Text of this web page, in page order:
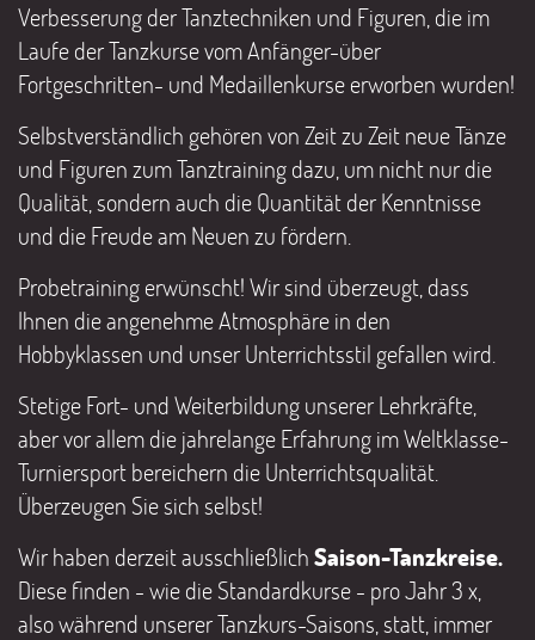
Verbesserung der Tanztechniken und Figuren, die im
Laufe der Tanzkurse vom Anfänger-über
Fortgeschritten- und Medaillenkurse erworben wurden!
Selbstverständlich gehören von Zeit zu Zeit neue Tänze
und Figuren zum Tanztraining dazu, um nicht nur die
Qualität, sondern auch die Quantität der Kenntnisse
und die Freude am Neuen zu fördern.
Probetraining erwünscht! Wir sind überzeugt, dass
Ihnen die angenehme Atmosphäre in den
Hobbyklassen und unser Unterrichtsstil gefallen wird.
Stetige Fort- und Weiterbildung unserer Lehrkräfte,
aber vor allem die jahrelange Erfahrung im Weltklasse-
Turniersport bereichern die Unterrichtsqualität.
Überzeugen Sie sich selbst!
Wir haben derzeit ausschließlichSaison-Tanzkreise.
Diese finden - wie die Standardkurse - pro Jahr 3 x,
also während unserer Tanzkurs-Saisons, statt, immer